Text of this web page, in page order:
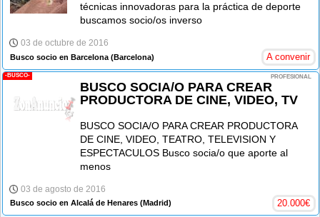
técnicas innovadoras para la práctica de deporte
buscamos socio/os inverso
03 de octubre de 2016
Busco socio en Barcelona (Barcelona) A convenir
-BUSCO- PROFESIONAL
BUSCO SOCIA/O PARA CREAR
PRODUCTORA DE CINE, VIDEO, TV
BUSCO SOCIA/O PARA CREAR PRODUCTORA
DE CINE, VIDEO, TEATRO, TELEVISION Y
ESPECTACULOS Busco socia/o que aporte al
menos
03 de agosto de 2016
Busco socio en Alcalá de Henares (Madrid) 20.000€